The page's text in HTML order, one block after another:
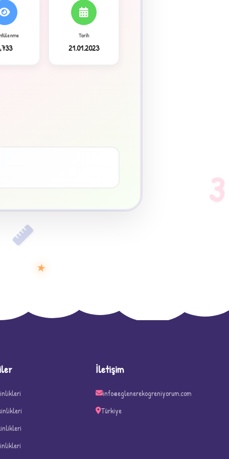
★
Tarih
21.01.2023
D
3
İletişim
info@eglenerekogreniyorum.com
Türkiye